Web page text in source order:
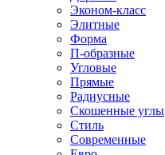
Эконом-класс
Элитные
Форма
П-образные
Угловые
Прямые
Радиусные
Скошенные углы
Стиль
Современные